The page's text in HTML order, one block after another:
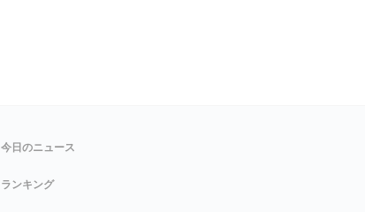
今日のニュース
ランキング